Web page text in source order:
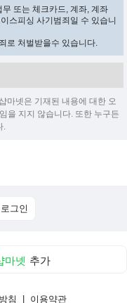
또는 체크카드, 계좌, 계좌
스피싱 사기범죄일 수 있습니
로 처벌받을수 있습니다.
마넷은 기재된 내용에 대한 오
을 지지 않습니다. 또한 누구든
.
로그인
마넷 추가
침 이용약관